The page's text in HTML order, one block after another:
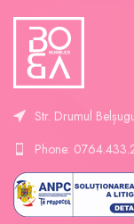
Str. Drumul
Phone: